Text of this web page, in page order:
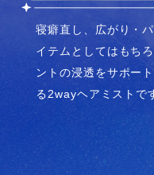
寝癖直し、広がり・
イテムとしてはもち
ントの浸透をサポー
る2wayヘアミストで